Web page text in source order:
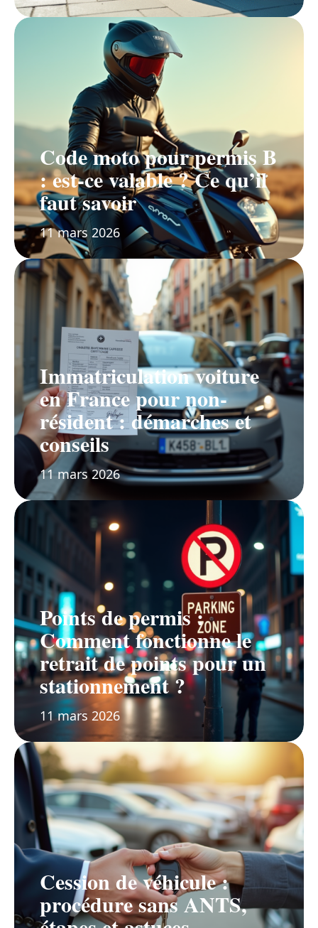
Code moto pour permis B
: est-ce valable ? Ce qu’il
faut savoir
11 mars 2026
Immatriculation voiture
en France pour non-
résident : démarches et
conseils
11 mars 2026
Points de permis :
Comment fonctionne le
retrait de points pour un
stationnement ?
11 mars 2026
Cession de véhicule :
procédure sans ANTS,